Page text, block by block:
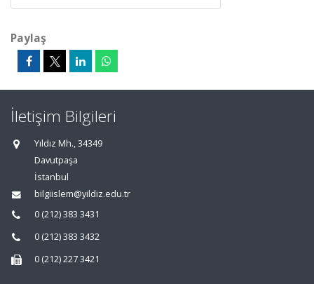
Paylaş
İletişim Bilgileri
Yıldız Mh., 34349
Davutpaşa
İstanbul
bilgiislem@yildiz.edu.tr
0 (212) 383 3431
0 (212) 383 3432
0 (212) 227 3421